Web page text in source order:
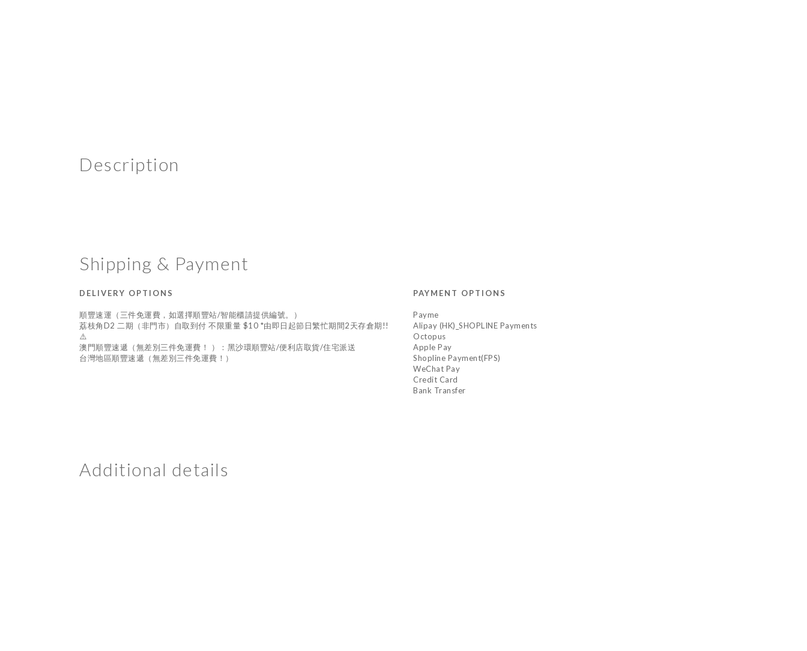
Description
Shipping & Payment
DELIVERY OPTIONS
順豐速運（三件免運費，如選擇順豐站/智能櫃請提供編號。）
荔枝角D2 二期（非門市）自取到付 不限重量 $10 *由即日起節日繁忙期間2天存倉期!!
⚠️
澳門順豐速遞（無差別三件免運費！ ）：黑沙環順豐站/便利店取貨/住宅派送
台灣地區順豐速遞（無差別三件免運費！）
PAYMENT OPTIONS
Payme
Alipay (HK)_SHOPLINE Payments
Octopus
Apple Pay
Shopline Payment(FPS)
WeChat Pay
Credit Card
Bank Transfer
Additional details